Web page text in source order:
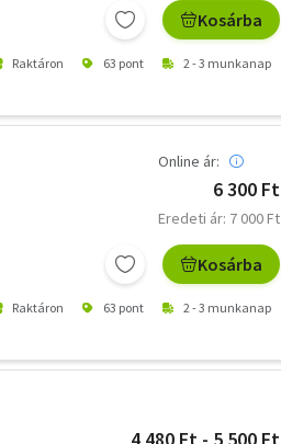
Kosárba
Raktáron 63 pont 2 - 3 munkanap
Online ár:
6 300 Ft
Eredeti ár: 7 000 Ft
Kosárba
Raktáron 63 pont 2 - 3 munkanap
4 480 Ft - 5 500 Ft